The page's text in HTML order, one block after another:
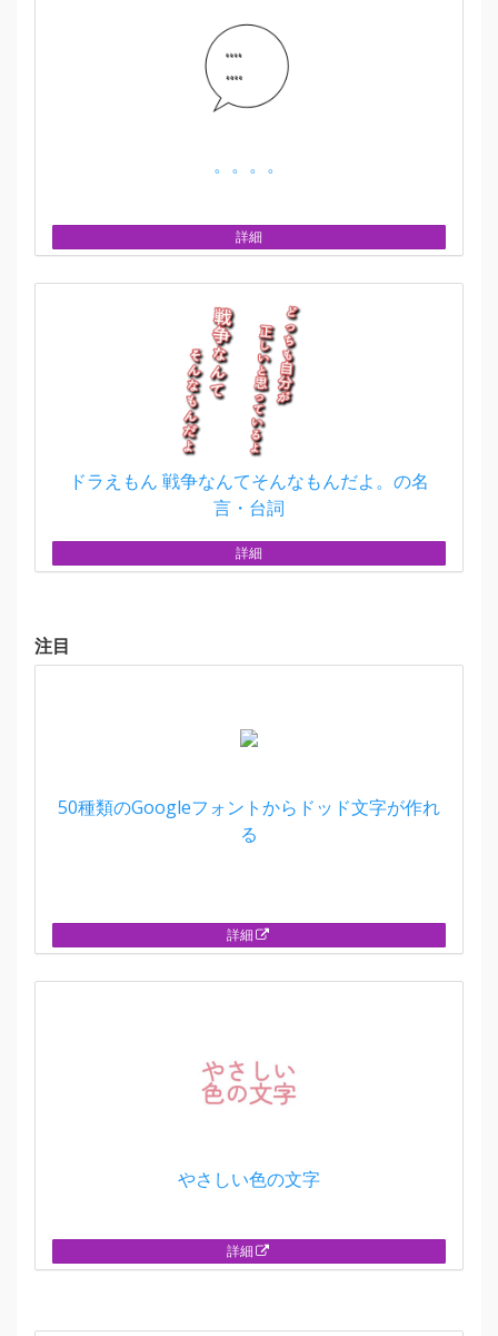
。。。。
詳細
ドラえもん 戦争なんてそんなもんだよ。の名
言・台詞
詳細
注目
50種類のGoogleフォントからドッド文字が作れ
る
詳細
やさしい色の文字
詳細